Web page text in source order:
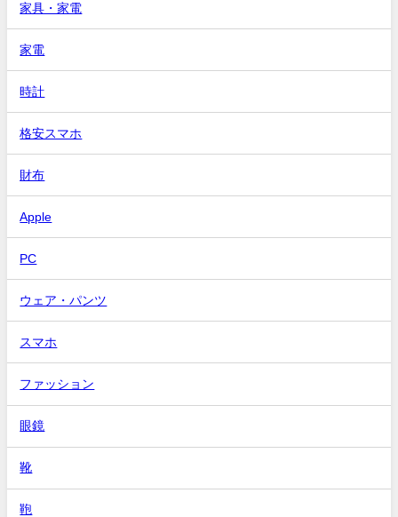
家具・家電
家電
時計
格安スマホ
財布
Apple
PC
ウェア・パンツ
スマホ
ファッション
眼鏡
靴
鞄